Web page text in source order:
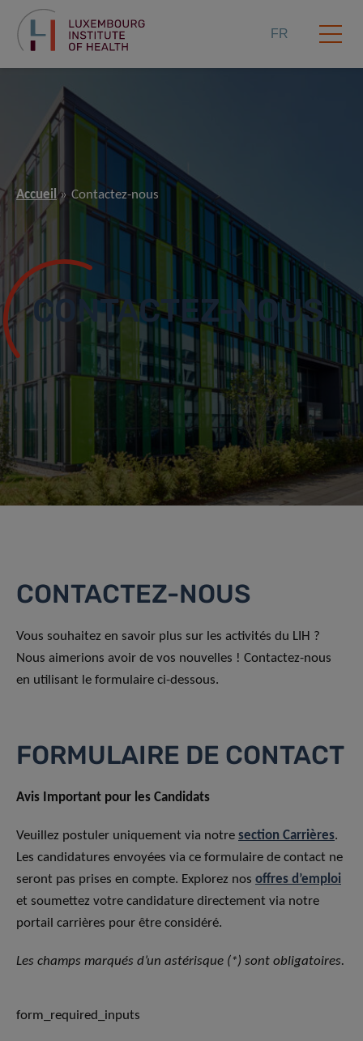
FR
Accueil Contactez-nous
CONTACTEZ-NOUS
CONTACTEZ-NOUS
Vous souhaitez en savoir plus sur les activités du LIH ?
Nous aimerions avoir de vos nouvelles ! Contactez-nous
en utilisant le formulaire ci-dessous.
FORMULAIRE DE CONTACT
Avis Important pour les Candidats
Veuillez postuler uniquement via notre section Carrières.
Les candidatures envoyées via ce formulaire de contact ne
seront pas prises en compte. Explorez nos offres d’emploi
et soumettez votre candidature directement via notre
portail carrières pour être considéré.
Les champs marqués d’un astérisque (*) sont obligatoires.
form_required_inputs